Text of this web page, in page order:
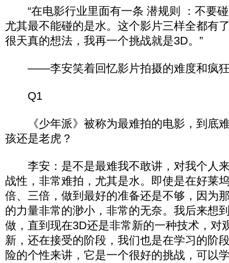
“在电影行业里面有一条 潜规则 ：不要碰
尤其最不能碰的是水。这个影片三样全都有
很天真的想法，我再一个挑战就是3D。”
——李安笑着回忆影片拍摄的难度和疯
Q1
《少年派》被称为最难拍的电影，到底
孩还是老虎？
李安：是不是最难我不敢讲，对我个人
战性，非常难拍，尤其是水。即使是在好莱
倍、三倍，做到最好的准备还是不够，因为
的力量非常的渺小，非常的无奈。我后来想
做，直到现在3D还是非常新的一种技术，对
新，还在接受的阶段，我们也是在学习的阶
险的个性来讲，它是一个很好的挑战，可以